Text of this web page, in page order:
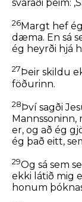
svaraði þeim:
26Margt hef
dæma. En sá
ég heyrði hjá
27 Þeir skildu
föðurinn.
28Því sagði
Mannssoninn,
er, og að ég
ég það eitt,
29Og sá sem
ekki látið mig
honum